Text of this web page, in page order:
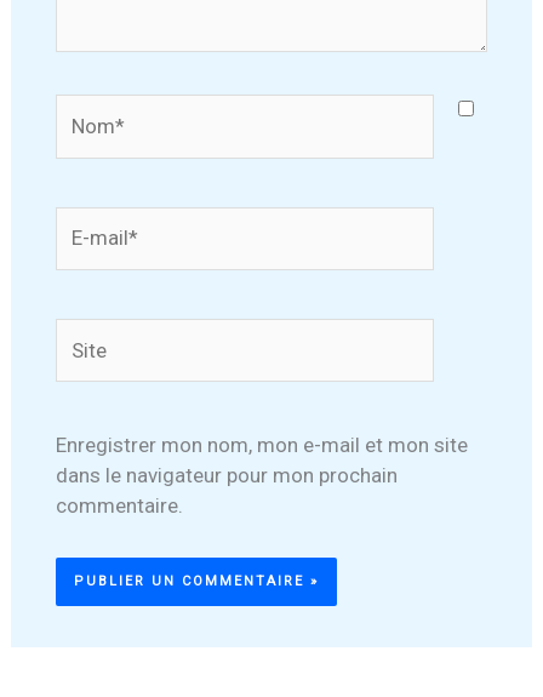
mail*
Enregistrer mon nom, mon e-mail et mon site
dans le navigateur pour mon prochain
commentaire.